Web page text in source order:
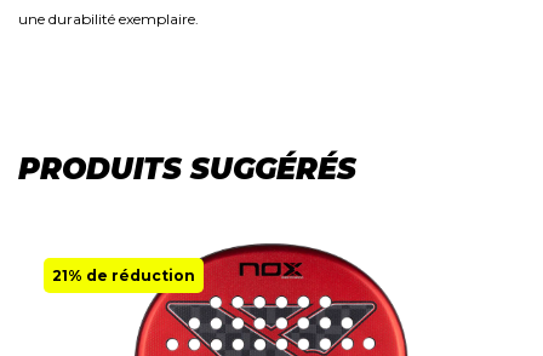
une durabilité exemplaire.
PRODUITS SUGGÉRÉS
21% de réduction